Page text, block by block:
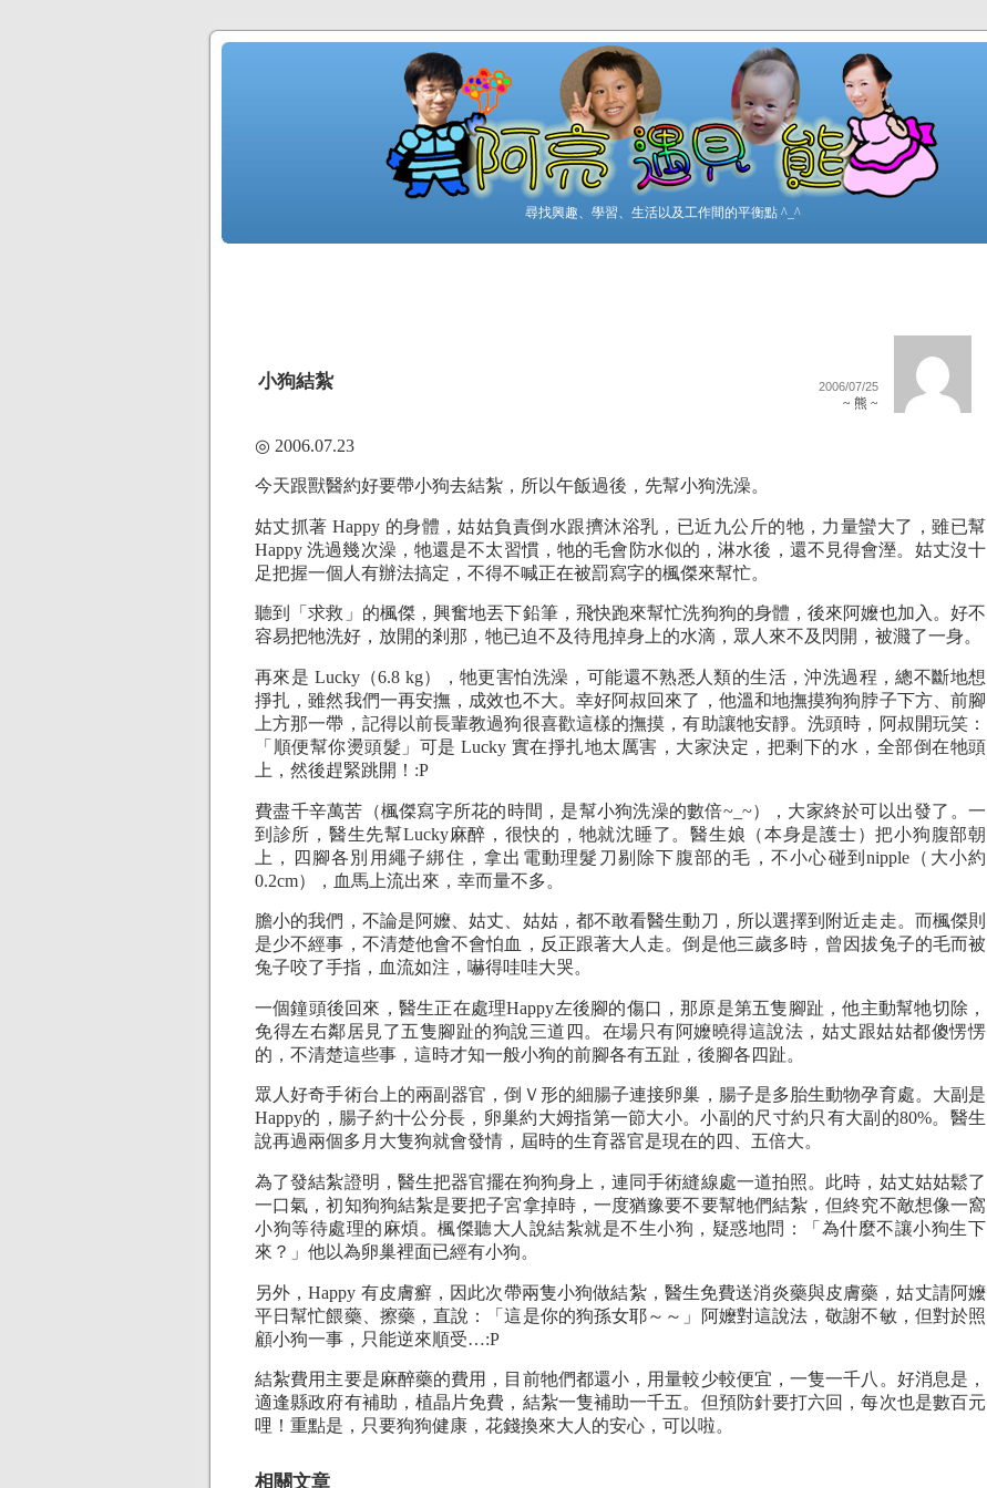
尋找興趣、學習、生活以及工作間的平衡點 ^_^
小狗結紮 2006/07/25
~ 熊 ~
◎ 2006.07.23
今天跟獸醫約好要帶小狗去結紮，所以午飯過後，先幫小狗洗澡。
姑丈抓著 Happy 的身體，姑姑負責倒水跟擠沐浴乳，已近九公斤的牠，力量蠻大了，雖已幫
Happy 洗過幾次澡，牠還是不太習慣，牠的毛會防水似的，淋水後，還不見得會溼。姑丈沒十
足把握一個人有辦法搞定，不得不喊正在被罰寫字的楓傑來幫忙。
聽到「求救」的楓傑，興奮地丟下鉛筆，飛快跑來幫忙洗狗狗的身體，後來阿嬤也加入。好不
容易把牠洗好，放開的剎那，牠已迫不及待甩掉身上的水滴，眾人來不及閃開，被濺了一身。
再來是 Lucky（6.8 kg），牠更害怕洗澡，可能還不熟悉人類的生活，沖洗過程，總不斷地想
掙扎，雖然我們一再安撫，成效也不大。幸好阿叔回來了，他溫和地撫摸狗狗脖子下方、前腳
上方那一帶，記得以前長輩教過狗很喜歡這樣的撫摸，有助讓牠安靜。洗頭時，阿叔開玩笑：
「順便幫你燙頭髮」可是 Lucky 實在掙扎地太厲害，大家決定，把剩下的水，全部倒在牠頭
上，然後趕緊跳開！:P
費盡千辛萬苦（楓傑寫字所花的時間，是幫小狗洗澡的數倍~_~），大家終於可以出發了。一
到診所，醫生先幫Lucky麻醉，很快的，牠就沈睡了。醫生娘（本身是護士）把小狗腹部朝
上，四腳各別用繩子綁住，拿出電動理髮刀剔除下腹部的毛，不小心碰到nipple（大小約
0.2cm），血馬上流出來，幸而量不多。
膽小的我們，不論是阿嬤、姑丈、姑姑，都不敢看醫生動刀，所以選擇到附近走走。而楓傑則
是少不經事，不清楚他會不會怕血，反正跟著大人走。倒是他三歲多時，曾因拔兔子的毛而被
兔子咬了手指，血流如注，嚇得哇哇大哭。
一個鐘頭後回來，醫生正在處理Happy左後腳的傷口，那原是第五隻腳趾，他主動幫牠切除，
免得左右鄰居見了五隻腳趾的狗說三道四。在場只有阿嬤曉得這說法，姑丈跟姑姑都傻愣愣
的，不清楚這些事，這時才知一般小狗的前腳各有五趾，後腳各四趾。
眾人好奇手術台上的兩副器官，倒Ｖ形的細腸子連接卵巢，腸子是多胎生動物孕育處。大副是
Happy的，腸子約十公分長，卵巢約大姆指第一節大小。小副的尺寸約只有大副的80%。醫生
說再過兩個多月大隻狗就會發情，屆時的生育器官是現在的四、五倍大。
為了發結紮證明，醫生把器官擺在狗狗身上，連同手術縫線處一道拍照。此時，姑丈姑姑鬆了
一口氣，初知狗狗結紮是要把子宮拿掉時，一度猶豫要不要幫牠們結紮，但終究不敵想像一窩
小狗等待處理的麻煩。楓傑聽大人說結紮就是不生小狗，疑惑地問：「為什麼不讓小狗生下
來？」他以為卵巢裡面已經有小狗。
另外，Happy 有皮膚癬，因此次帶兩隻小狗做結紮，醫生免費送消炎藥與皮膚藥，姑丈請阿嬤
平日幫忙餵藥、擦藥，直說：「這是你的狗孫女耶～～」阿嬤對這說法，敬謝不敏，但對於照
顧小狗一事，只能逆來順受…:P
結紮費用主要是麻醉藥的費用，目前牠們都還小，用量較少較便宜，一隻一千八。好消息是，
適逢縣政府有補助，植晶片免費，結紮一隻補助一千五。但預防針要打六回，每次也是數百元
哩！重點是，只要狗狗健康，花錢換來大人的安心，可以啦。
相關文章